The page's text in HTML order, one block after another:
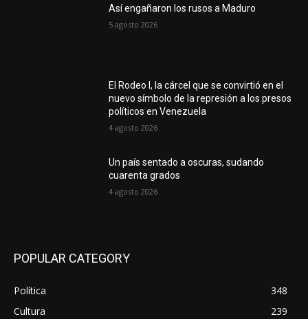
Así engañaron los rusos a Maduro
5 agosto 2026
El Rodeo I, la cárcel que se convirtió en el
nuevo símbolo de la represión a los presos
políticos en Venezuela
4 agosto 2026
Un país sentado a oscuras, sudando
cuarenta grados
4 agosto 2026
POPULAR CATEGORY
Política
348
Cultura
239